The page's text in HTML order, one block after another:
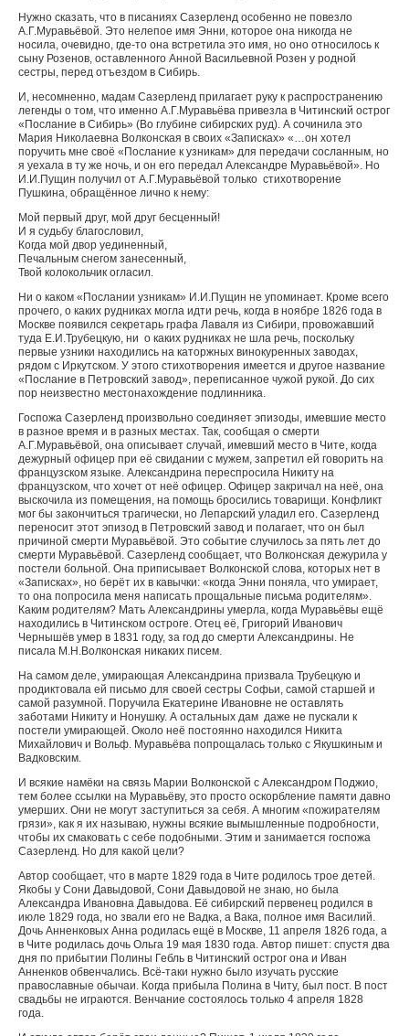
Нужно сказать, что в писаниях Сазерленд особенно не повезло
А.Г.Муравьёвой. Это нелепое имя Энни, которое она никогда не
носила, очевидно, где-то она встретила это имя, но оно относилось к
сыну Розенов, оставленного Анной Васильевной Розен у родной
сестры, перед отъездом в Сибирь.
И, несомненно, мадам Сазерленд прилагает руку к распространению
легенды о том, что именно А.Г.Муравьёва привезла в Читинский острог
«Послание в Сибирь» (Во глубине сибирских руд). А сочинила это
Мария Николаевна Волконская в своих «Записках» «…он хотел
поручить мне своё «Послание к узникам» для передачи сосланным, но
я уехала в ту же ночь, и он его передал Александре Муравьёвой». Но
И.И.Пущин получил от А.Г.Муравьёвой только стихотворение
Пушкина, обращённое лично к нему:
Мой первый друг, мой друг бесценный!
И я судьбу благословил,
Когда мой двор уединенный,
Печальным снегом занесенный,
Твой колокольчик огласил.
Ни о каком «Послании узникам» И.И.Пущин не упоминает. Кроме всего
прочего, о каких рудниках могла идти речь, когда в ноябре 1826 года в
Москве появился секретарь графа Лаваля из Сибири, провожавший
туда Е.И.Трубецкую, ни о каких рудниках не шла речь, поскольку
первые узники находились на каторжных винокуренных заводах,
рядом с Иркутском. У этого стихотворения имеется и другое название
«Послание в Петровский завод», переписанное чужой рукой. До сих
пор неизвестно местонахождение подлинника.
Госпожа Сазерленд произвольно соединяет эпизоды, имевшие место
в разное время и в разных местах. Так, сообщая о смерти
А.Г.Муравьёвой, она описывает случай, имевший место в Чите, когда
дежурный офицер при её свидании с мужем, запретил ей говорить на
французском языке. Александрина переспросила Никиту на
французском, что хочет от неё офицер. Офицер закричал на неё, она
выскочила из помещения, на помощь бросились товарищи. Конфликт
мог бы закончиться трагически, но Лепарский уладил его. Сазерленд
переносит этот эпизод в Петровский завод и полагает, что он был
причиной смерти Муравьёвой. Это событие случилось за пять лет до
смерти Муравьёвой. Сазерленд сообщает, что Волконская дежурила у
постели больной. Она приписывает Волконской слова, которых нет в
«Записках», но берёт их в кавычки: «когда Энни поняла, что умирает,
то она попросила меня написать прощальные письма родителям».
Каким родителям? Мать Александрины умерла, когда Муравьёвы ещё
находились в Читинском остроге. Отец её, Григорий Иванович
Чернышёв умер в 1831 году, за год до смерти Александрины. Не
писала М.Н.Волконская никаких писем.
На самом деле, умирающая Александрина призвала Трубецкую и
продиктовала ей письмо для своей сестры Софьи, самой старшей и
самой разумной. Поручила Екатерине Ивановне не оставлять
заботами Никиту и Нонушку. А остальных дам даже не пускали к
постели умирающей. Около неё постоянно находился Никита
Михайлович и Вольф. Муравьёва попрощалась только с Якушкиным и
Вадковским.
И всякие намёки на связь Марии Волконской с Александром Поджио,
тем более ссылки на Муравьёву, это просто оскорбление памяти давно
умерших. Они не могут заступиться за себя. А многим «пожирателям
грязи», как я их называю, нужны всякие вымышленные подробности,
чтобы их смаковать с себе подобными. Этим и занимается госпожа
Сазерленд. Но для какой цели?
Автор сообщает, что в марте 1829 года в Чите родилось трое детей.
Якобы у Сони Давыдовой, Сони Давыдовой не знаю, но была
Александра Ивановна Давыдова. Её сибирский первенец родился в
июле 1829 года, но звали его не Вадка, а Вака, полное имя Василий.
Дочь Анненковых Анна родилась ещё в Москве, 11 апреля 1826 года, а
в Чите родилась дочь Ольга 19 мая 1830 года. Автор пишет: спустя два
дня по прибытии Полины Гебль в Читинский острог она и Иван
Анненков обвенчались. Всё-таки нужно было изучать русские
православные обычаи. Когда прибыла Полина в Читу, был пост. В пост
свадьбы не играются. Венчание состоялось только 4 апреля 1828
года.